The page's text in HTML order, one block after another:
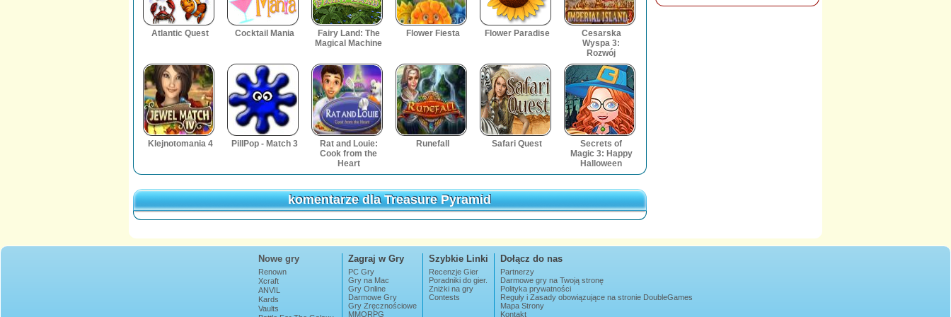
Atlantic Quest Cocktail Mania
Fairy Land: The
Magical Machine
Flower Fiesta Flower Paradise
Cesarska
Wyspa 3:
Rozwój
Klejnotomania 4 PillPop - Match 3
Rat and Louie:
Cook from the
Heart
Runefall Safari Quest
Secrets of
Magic 3: Happy
Halloween
komentarze dla Treasure Pyramid
komentarze dla Treasure Pyramid
Nowe gry
Renown
Xcraft
ANVIL
Kards
Vaults
Zagraj w Gry
PC Gry
Gry na Mac
Gry Online
Darmowe Gry
Gry Zręcznościowe
MMORPG
Szybkie Linki
Recenzje Gier
Poradniki do gier.
Zniżki na gry
Contests
Dołącz do nas
Partnerzy
Darmowe gry na Twoją stronę
Polityka prywatności
Reguły i Zasady obowiązujące na stronie DoubleGames
Mapa Strony
Kontakt